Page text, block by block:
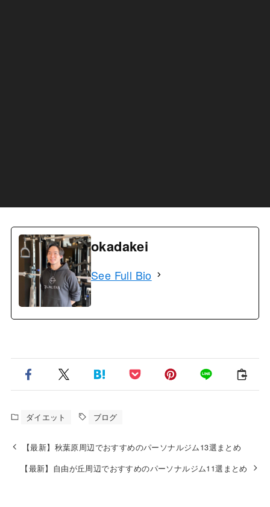
okadakei
See Full Bio
ダイエット ブログ
【最新】秋葉原周辺でおすすめのパーソナルジム13選まとめ
【最新】自由が丘周辺でおすすめのパーソナルジム11選まとめ